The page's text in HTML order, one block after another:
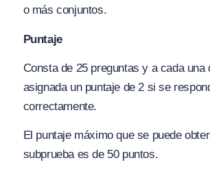
o más conjuntos.
Puntaje
Consta de 25 preguntas y a cada una
asignada un puntaje de 2 si se
correctamente.
El puntaje máximo que se puede
subprueba es de 50 puntos.